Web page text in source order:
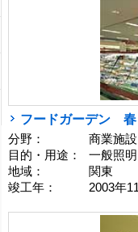
フードガーデン 春
分野：
商業施
目的・用途：
一般照
地域：
関東
竣工年：
2003年